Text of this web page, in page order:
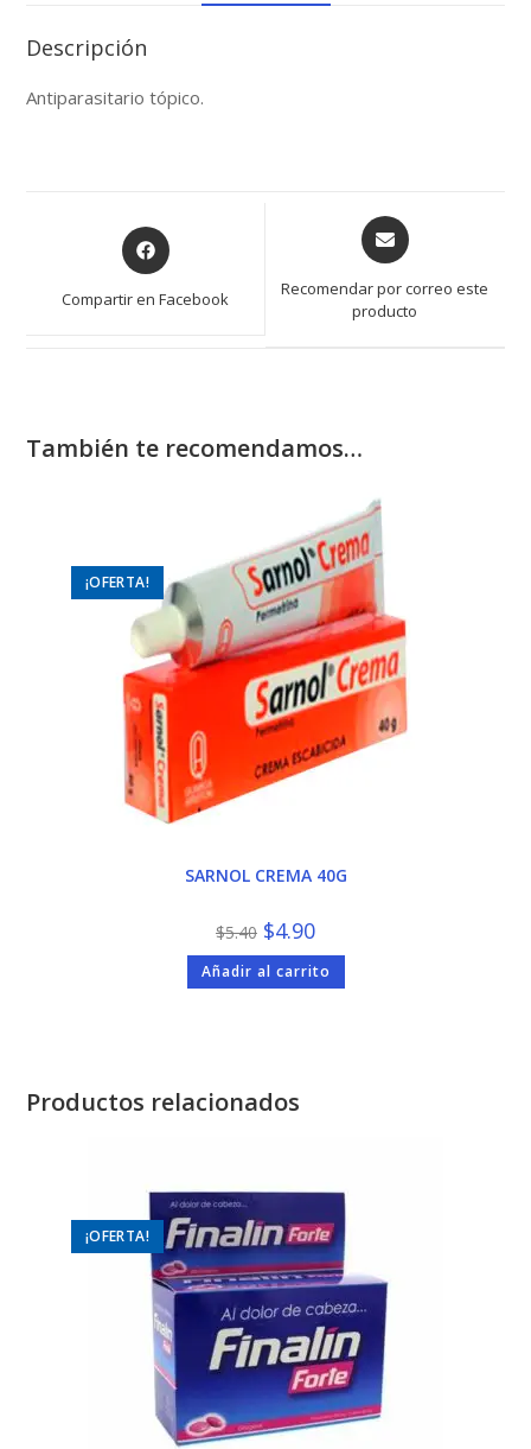
Descripción
Antiparasitario tópico.
Opens
in
Compartir en Facebook
Opens
in
new
Recomendar por correo este
producto
También te recomendamos…
¡OFERTA!
SARNOL CREMA 40G
$5.40 El
precio
original
era:
$5.40.
$4.90El
precio
actual
es:
$4.90.
Añadir al carrito
Productos relacionados
¡OFERTA!